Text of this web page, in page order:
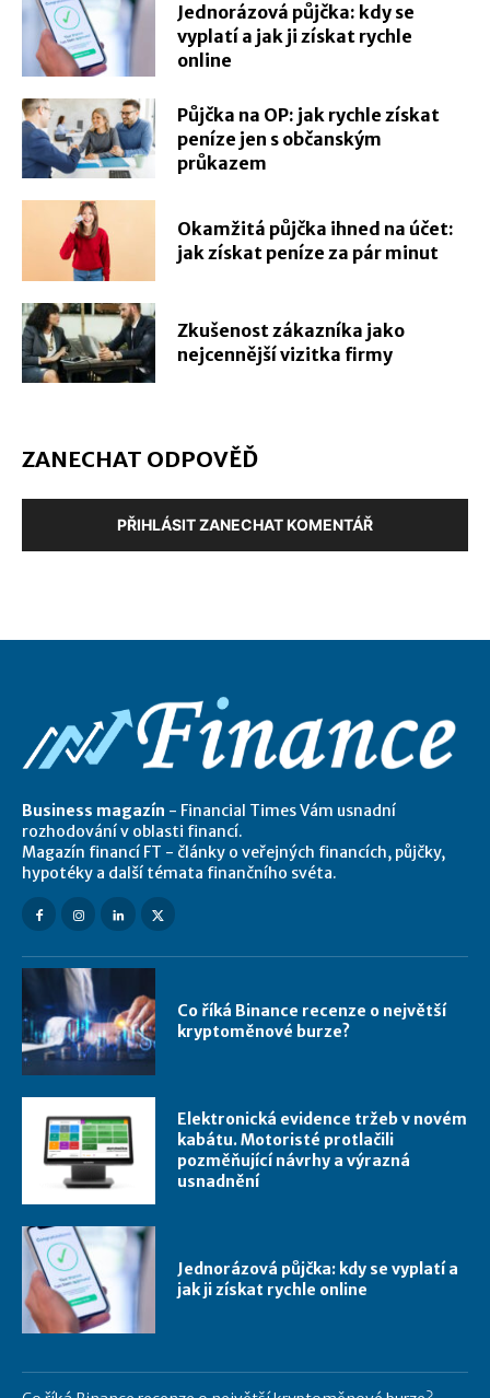
Jednorázová půjčka: kdy se
vyplatí a jak ji získat rychle
online
Půjčka na OP: jak rychle získat
peníze jen s občanským
průkazem
Okamžitá půjčka ihned na účet:
jak získat peníze za pár minut
Zkušenost zákazníka jako
nejcennější vizitka firmy
ZANECHAT ODPOVĚĎ
PŘIHLÁSIT ZANECHAT KOMENTÁŘ
Business magazín - Financial Times Vám usnadní
rozhodování v oblasti financí.
Magazín financí FT - články o veřejných financích, půjčky,
hypotéky a další témata finančního svéta.
Co říká Binance recenze o největší
kryptoměnové burze?
Elektronická evidence tržeb v novém
kabátu. Motoristé protlačili
pozměňující návrhy a výrazná
usnadnění
Jednorázová půjčka: kdy se vyplatí a
jak ji získat rychle online